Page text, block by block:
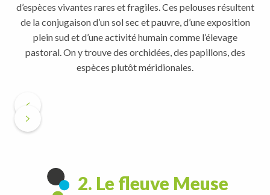
d’espèces vivantes rares et fragiles. Ces pelouses résultent
de la conjugaison d’un sol sec et pauvre, d’une exposition
plein sud et d’une activité humain comme l’élevage
pastoral. On y trouve des orchidées, des papillons, des
espèces plutôt méridionales.
2. Le fleuve Meuse